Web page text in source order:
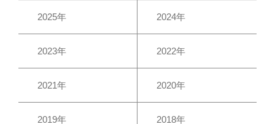
2025年 2024年
2023年 2022年
2021年 2020年
2019年 2018年